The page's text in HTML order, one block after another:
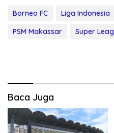
Borneo FC Liga Indonesia
PSM Makassar
Super
Baca Juga